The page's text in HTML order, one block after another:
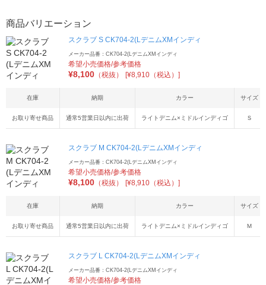
商品バリエーション
スクラブ S CK704-2(LデニムXMインディ
メーカー品番：CK704-2(LデニムXMインディ
希望小売価格/参考価格
¥8,100 （税抜） [¥8,910（税込）]
在庫 納期 カラー サイズ
お取り寄せ商品 通常5営業日以内に出荷 ライトデニム×ミドルインディゴ Ｓ
スクラブ M CK704-2(LデニムXMインディ
メーカー品番：CK704-2(LデニムXMインディ
希望小売価格/参考価格
¥8,100 （税抜） [¥8,910（税込）]
在庫 納期 カラー サイズ
お取り寄せ商品 通常5営業日以内に出荷 ライトデニム×ミドルインディゴ Ｍ
スクラブ L CK704-2(LデニムXMインディ
メーカー品番：CK704-2(LデニムXMインディ
希望小売価格/参考価格